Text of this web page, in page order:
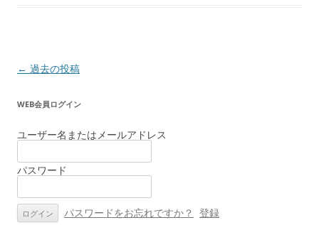
投
ナ
ー
ョ
← 過去の投稿
WEB会員ログイン
ユーザー名またはメールアドレス
パスワード
パスワードをお忘れですか？ 登録